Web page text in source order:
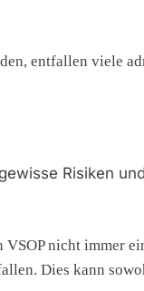
entfallen viele
Risiken
nicht immer
Dies kann